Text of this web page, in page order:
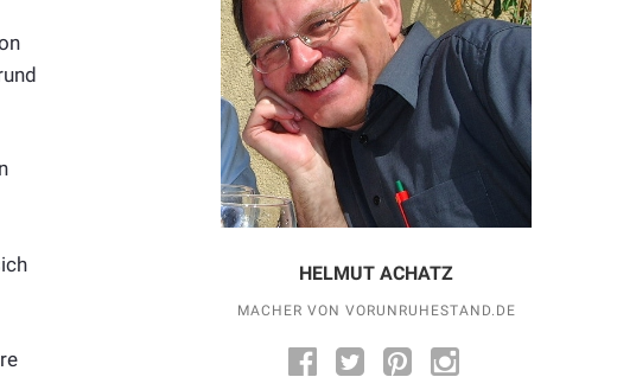
HELMUT ACHATZ
MACHER VON VORUNRUHESTAND.DE